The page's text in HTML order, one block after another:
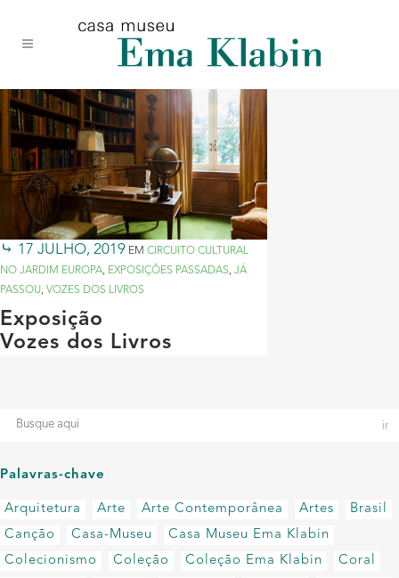
conteúdo
navegação
site
17 JULHO, 2019 EM CIRCUITO CULTURAL
NO JARDIM EUROPA, EXPOSIÇÕES PASSADAS, JÁ
PASSOU, VOZES DOS LIVROS
Exposição
Vozes dos Livros
Palavras-chave
Arquitetura Arte Arte Contemporânea Artes
Brasil
Canção
Casa-Museu
Casa Museu Ema Klabin
Colecionismo
Coleção Coleção Ema Klabin
Coral